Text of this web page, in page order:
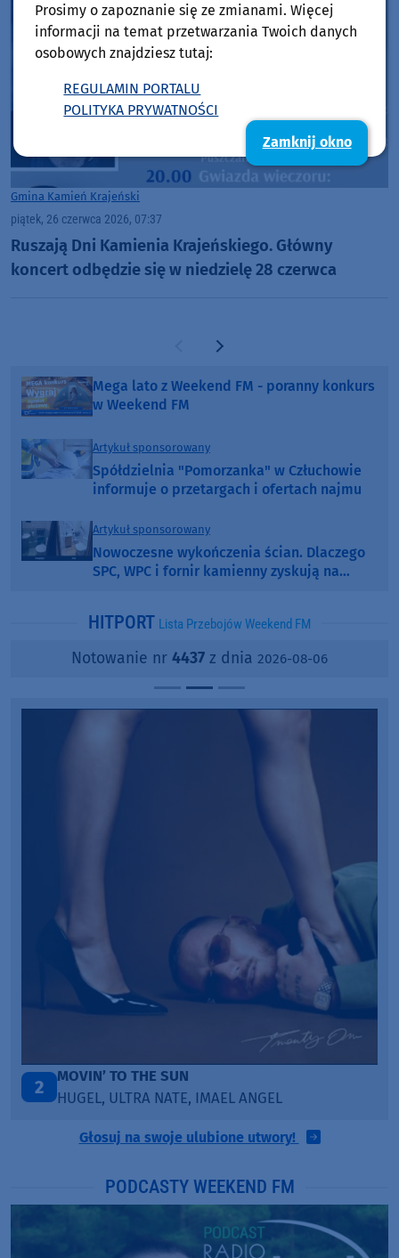
Gmina Kamień Krajeński
piątek, 26 czerwca 2026, 07:37
Ruszają Dni Kamienia Krajeńskiego. Główny
koncert odbędzie się w niedzielę 28 czerwca
Poprzednia strona
Następna strona
Mega lato z Weekend FM - poranny konkurs
w Weekend FM
Artykuł sponsorowany
Spółdzielnia "Pomorzanka" w Człuchowie
informuje o przetargach i ofertach najmu
Artykuł sponsorowany
Nowoczesne wykończenia ścian. Dlaczego
SPC, WPC i fornir kamienny zyskują na
HITPORT Lista Przebojów Weekend FM
Notowanie nr 4437 z dnia 2026-08-06
IMAEL ANGEL
3
SANAH
Głosuj na swoje ulubione utwory!
PODCASTY WEEKEND FM
Prosimy o zapoznanie się ze zmianami. Więcej
informacji na temat przetwarzania Twoich danych
osobowych znajdziesz tutaj:
REGULAMIN PORTALU
POLITYKA PRYWATNOŚCI
Zamknij okno